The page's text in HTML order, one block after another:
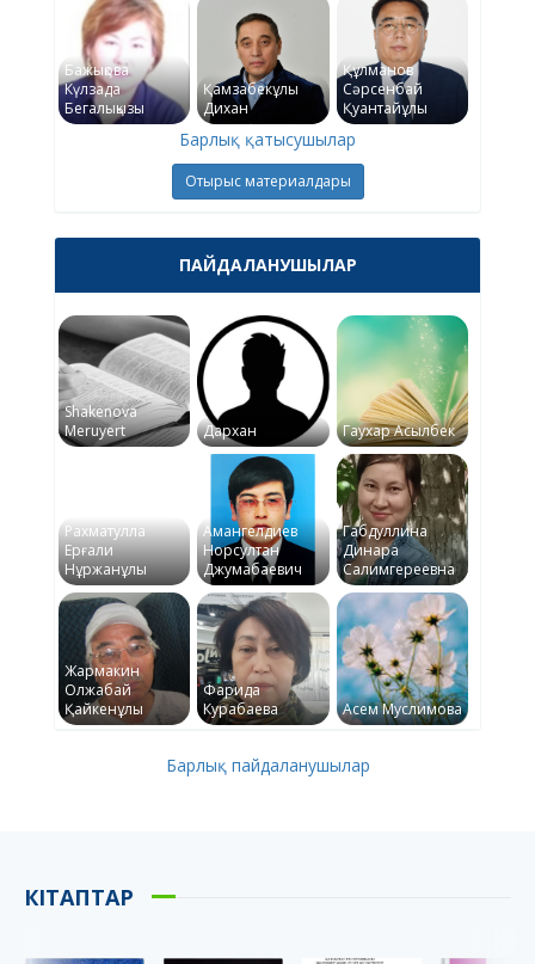
Бажықова
Күлзада
Бегалықызы
Қамзабекұлы
Дихан
Құлманов
Сәрсенбай
Қуантайұлы
Барлық қатысушылар
Отырыс материалдары
ПАЙДАЛАНУШЫЛАР
Shakenova
Meruyert
Дархан Гаухар Асылбек
Рахматулла
Ерғали
Нұржанұлы
Амангелдиев
Норсултан
Джумабаевич
Габдуллина
Динара
Салимгереевна
Жармакин
Олжабай
Қайкенұлы
Фарида
Курабаева
Асем Муслимова
Барлық пайдаланушылар
КІТАПТАР